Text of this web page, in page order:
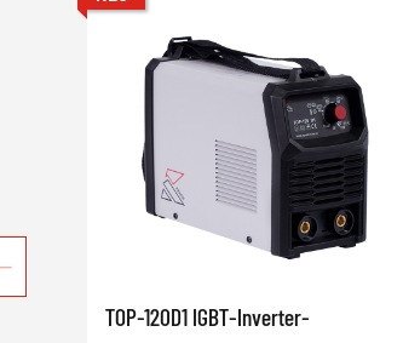
TOP-120D1 IGBT-Inverter-